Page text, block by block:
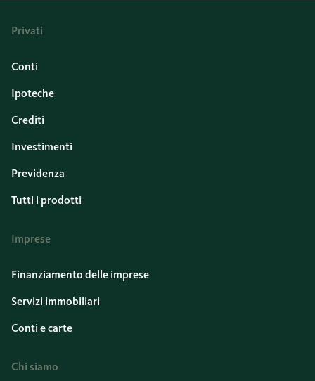
Privati
Conti
Ipoteche
Crediti
Investimenti
Previdenza
Tutti i prodotti
Imprese
Finanziamento delle imprese
Servizi immobiliari
Conti e carte
Chi siamo